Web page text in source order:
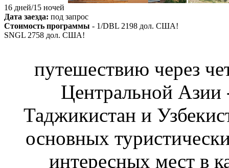
16 дней/15 ночей
Дата заезда: под запрос
Стоимость программы - 1/DBL 2198 дол. США!
SNGL 2758 дол. США!
путешествию через
Центральной Азии
Таджикистан и
основных
интересных мест в